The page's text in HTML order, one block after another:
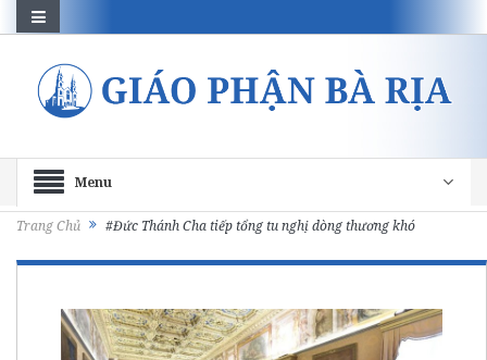
Menu
Trang Chủ #Đức Thánh Cha tiếp tổng tu nghị dòng thương khó